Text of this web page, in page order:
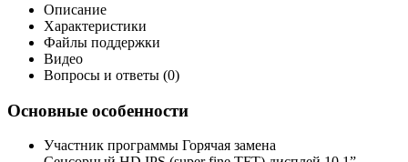
Описание
Характеристики
Файлы поддержки
Видео
Вопросы и ответы (0)
Основные особенности
Участник программы Горячая замена